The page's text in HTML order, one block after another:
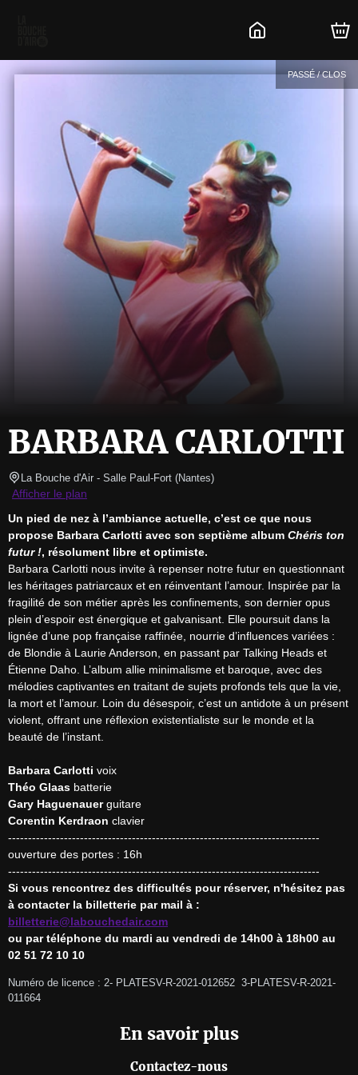
PASSÉ / CLOS
BARBARA CARLOTTI
La Bouche d'Air - Salle Paul-Fort (Nantes)
Afficher le plan
Un pied de nez à l’ambiance actuelle, c’est ce que nous
propose Barbara Carlotti avec son septième album Chéris ton
futur !, résolument libre et optimiste.
Barbara Carlotti nous invite à repenser notre futur en questionnant
les héritages patriarcaux et en réinventant l’amour. Inspirée par la
fragilité de son métier après les confinements, son dernier opus
plein d’espoir est énergique et galvanisant. Elle poursuit dans la
lignée d’une pop française raffinée, nourrie d’influences variées :
de Blondie à Laurie Anderson, en passant par Talking Heads et
Étienne Daho. L’album allie minimalisme et baroque, avec des
mélodies captivantes en traitant de sujets profonds tels que la vie,
la mort et l’amour. Loin du désespoir, c’est un antidote à un présent
violent, offrant une réflexion existentialiste sur le monde et la
beauté de l’instant.
Barbara Carlotti
Théo Glaas
Gary Haguenauer
Corentin Kerdraon clavier
------------------------------------------------------------------------------
ouverture des portes : 16h
Si vous rencontrez des difficultés pour réserver, n'hésitez pas
billetterie@labouchedair.com
ou par téléphone du mardi au vendredi de 14h00 à 18h00 au
02 51 72 10 10
Numéro de licence : 2- PLATESV-R-2021-012652  3-PLATESV-R-2021-
011664
En savoir plus
Contactez-nous